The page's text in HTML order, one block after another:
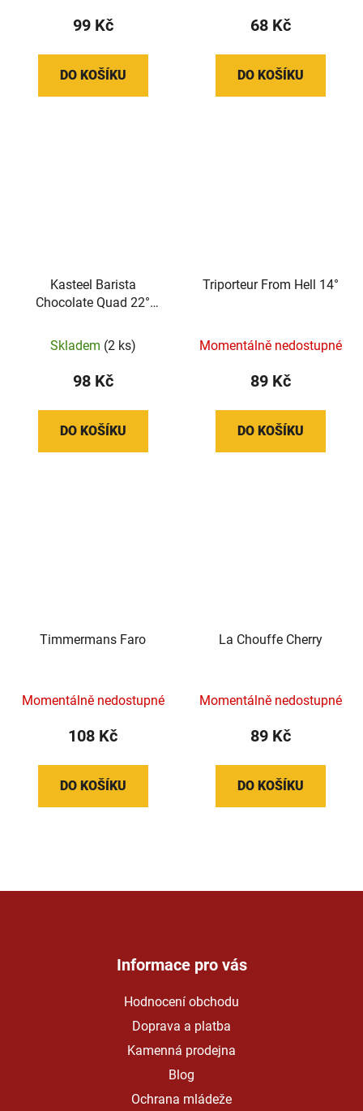
99 Kč
DO KOŠÍKU
68 Kč
DO KOŠÍKU
Kasteel Barista
Chocolate Quad 22°
tmavé
Skladem (2 ks)
98 Kč
DO KOŠÍKU
Triporteur From Hell 14°
Momentálně nedostupné
89 Kč
DO KOŠÍKU
Timmermans Faro
Momentálně nedostupné
108 Kč
DO KOŠÍKU
La Chouffe Cherry
Momentálně nedostupné
89 Kč
DO KOŠÍKU
Informace pro vás
Hodnocení obchodu
Doprava a platba
Kamenná prodejna
Blog
Ochrana mládeže